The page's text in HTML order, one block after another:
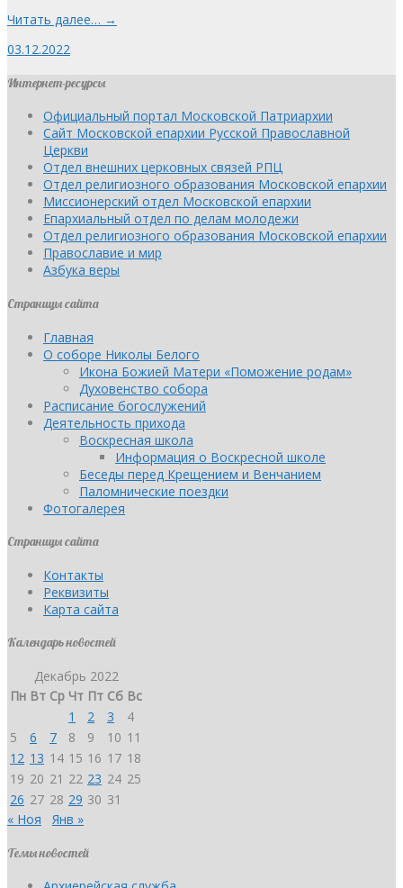
Читать далее… →
03.12.2022
Интернет-ресурсы
Официальный портал Московской Патриархии
Сайт Московской епархии Русской Православной
Церкви
Отдел внешних церковных связей РПЦ
Отдел религиозного образования Московской епархии
Миссионерский отдел Московской епархии
Епархиальный отдел по делам молодежи
Отдел религиозного образования Московской епархии
Православие и мир
Азбука веры
Страницы сайта
Главная
О соборе Николы Белого
Икона Божией Матери «Поможение родам»
Духовенство собора
Расписание богослужений
Деятельность прихода
Воскресная школа
Информация о Воскресной школе
Беседы перед Крещением и Венчанием
Паломнические поездки
Фотогалерея
Страницы сайта
Контакты
Реквизиты
Карта сайта
Календарь новостей
Декабрь 2022
Пн Вт Ср Чт Пт Сб Вс
1
2 3
4
5
6 7 8 9 10 11
12 13 14 15 16 17 18
19 20 21 22 23 24 25
26 27 28 29 30 31
« Ноя
Янв »
Темы новостей